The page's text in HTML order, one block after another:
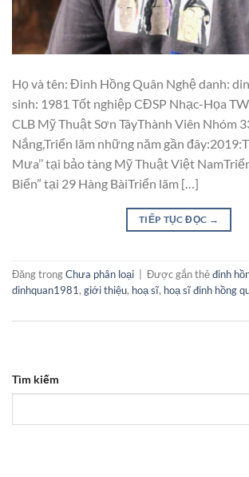
Họ và tên: Đinh Hồng Quân Nghệ danh:
sinh: 1981 Tốt nghiệp CĐSP Nhạc-Họa
CLB Mỹ Thuật Sơn TâyThành Viên Nhóm
Nắng,Triển lãm những năm gần
Mưa’’ tại bảo tàng Mỹ Thuật Việt
Biển” tại 29 Hàng BàiTriển lãm […]
TIẾP TỤC ĐỌC →
Đăng trongChưa phân loại Được gắn thẻđinh
dinhquan1981, giới thiệu, hoạ sĩ, hoạ sĩ đinh hồng
Tìm kiếm